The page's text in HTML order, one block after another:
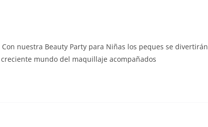
nuestra Beauty Party para Niñas los peques se divertirán
mundo del maquillaje acompañados